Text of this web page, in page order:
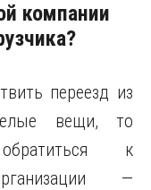
компании
переезд из
вещи, то
к
—